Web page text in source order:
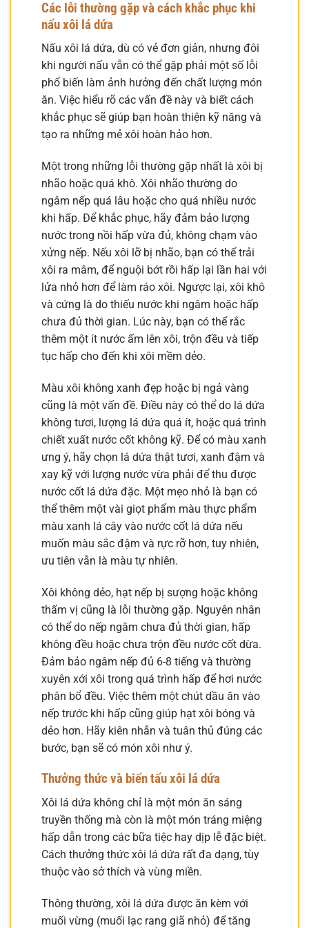
Các lỗi thường gặp và cách khắc phục khi
nấu xôi lá dứa
Nấu xôi lá dứa, dù có vẻ đơn giản, nhưng đôi
khi người nấu vẫn có thể gặp phải một số lỗi
phổ biến làm ảnh hưởng đến chất lượng món
ăn. Việc hiểu rõ các vấn đề này và biết cách
khắc phục sẽ giúp bạn hoàn thiện kỹ năng và
tạo ra những mẻ xôi hoàn hảo hơn.
Một trong những lỗi thường gặp nhất là xôi bị
nhão hoặc quá khô. Xôi nhão thường do
ngâm nếp quá lâu hoặc cho quá nhiều nước
khi hấp. Để khắc phục, hãy đảm bảo lượng
nước trong nồi hấp vừa đủ, không chạm vào
xửng nếp. Nếu xôi lỡ bị nhão, bạn có thể trải
xôi ra mâm, để nguội bớt rồi hấp lại lần hai với
lửa nhỏ hơn để làm ráo xôi. Ngược lại, xôi khô
và cứng là do thiếu nước khi ngâm hoặc hấp
chưa đủ thời gian. Lúc này, bạn có thể rắc
thêm một ít nước ấm lên xôi, trộn đều và tiếp
tục hấp cho đến khi xôi mềm dẻo.
Màu xôi không xanh đẹp hoặc bị ngả vàng
cũng là một vấn đề. Điều này có thể do lá dứa
không tươi, lượng lá dứa quá ít, hoặc quá trình
chiết xuất nước cốt không kỹ. Để có màu xanh
ưng ý, hãy chọn lá dứa thật tươi, xanh đậm và
xay kỹ với lượng nước vừa phải để thu được
nước cốt lá dứa đặc. Một mẹo nhỏ là bạn có
thể thêm một vài giọt phẩm màu thực phẩm
màu xanh lá cây vào nước cốt lá dứa nếu
muốn màu sắc đậm và rực rỡ hơn, tuy nhiên,
ưu tiên vẫn là màu tự nhiên.
Xôi không dẻo, hạt nếp bị sượng hoặc không
thấm vị cũng là lỗi thường gặp. Nguyên nhân
có thể do nếp ngâm chưa đủ thời gian, hấp
không đều hoặc chưa trộn đều nước cốt dừa.
Đảm bảo ngâm nếp đủ 6-8 tiếng và thường
xuyên xới xôi trong quá trình hấp để hơi nước
phân bổ đều. Việc thêm một chút dầu ăn vào
nếp trước khi hấp cũng giúp hạt xôi bóng và
dẻo hơn. Hãy kiên nhẫn và tuân thủ đúng các
bước, bạn sẽ có món xôi như ý.
Thưởng thức và biến tấu xôi lá dứa
Xôi lá dứa không chỉ là một món ăn sáng
truyền thống mà còn là một món tráng miệng
hấp dẫn trong các bữa tiệc hay dịp lễ đặc biệt.
Cách thưởng thức xôi lá dứa rất đa dạng, tùy
thuộc vào sở thích và vùng miền.
Thông thường, xôi lá dứa được ăn kèm với
muối vừng (muối lạc rang giã nhỏ) để tăng